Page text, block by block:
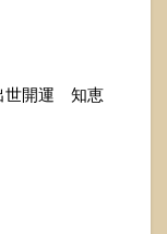
世開運 知恵